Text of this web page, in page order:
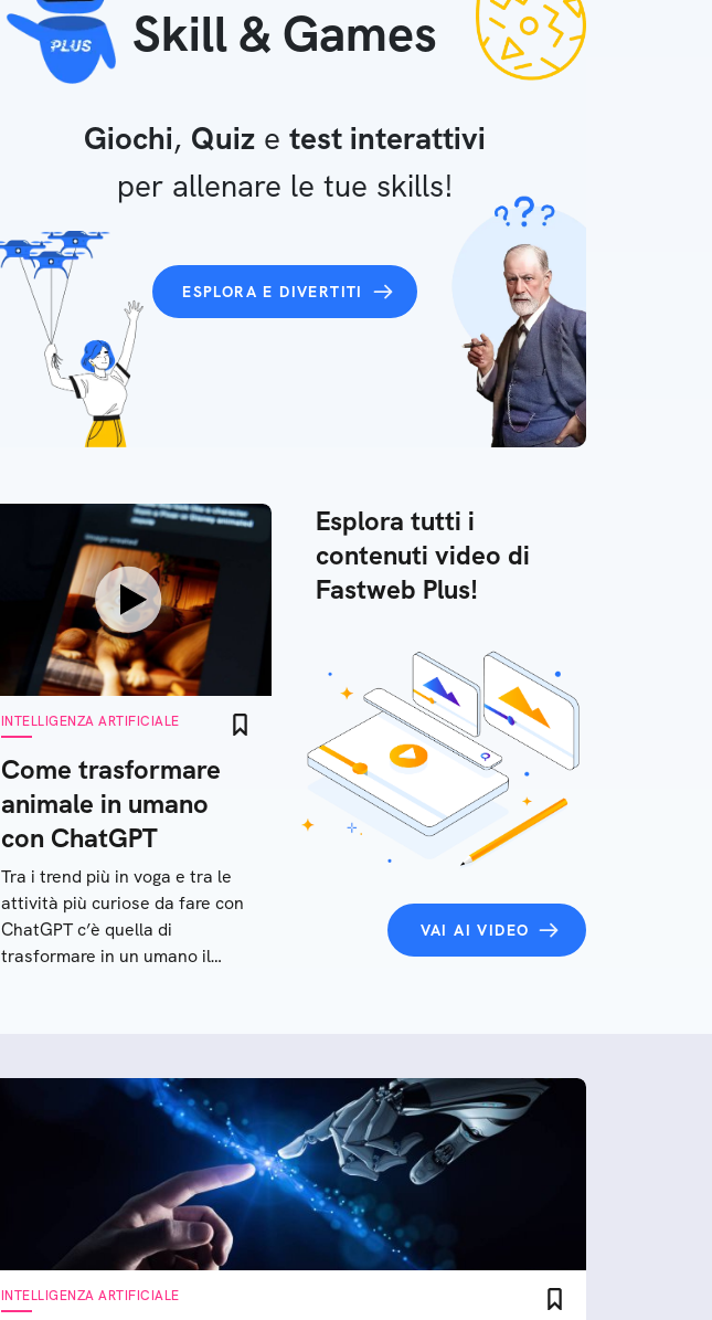
Skill & Games
Giochi, Quiz e test interattivi
per allenare le tue skills!
ESPLORA E DIVERTITI
INTELLIGENZA ARTIFICIALE
Come trasformare
animale in umano
con ChatGPT
Tra i trend più in voga e tra le
attività più curiose da fare con
ChatGPT c’è quella di
trasformare in un umano il
Esplora tutti i
contenuti video di
Fastweb Plus!
VAI AI VIDEO
INTELLIGENZA ARTIFICIALE